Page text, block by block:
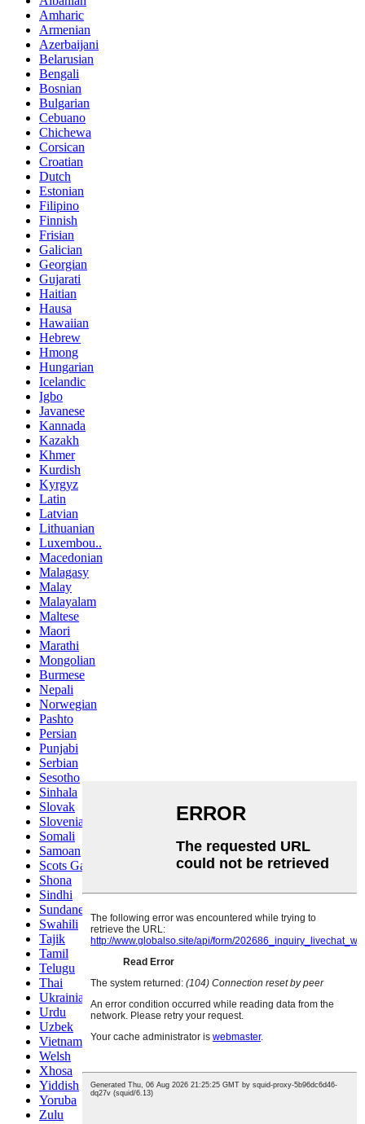
Amharic
Armenian
Azerbaijani
Belarusian
Bengali
Bosnian
Bulgarian
Cebuano
Chichewa
Corsican
Croatian
Dutch
Estonian
Filipino
Finnish
Frisian
Galician
Georgian
Gujarati
Haitian
Hausa
Hawaiian
Hebrew
Hmong
Hungarian
Icelandic
Igbo
Javanese
Kannada
Kazakh
Khmer
Kurdish
Kyrgyz
Latin
Latvian
Lithuanian
Luxembou..
Macedonian
Malagasy
Malay
Malayalam
Maltese
Maori
Marathi
Mongolian
Burmese
Nepali
Norwegian
Pashto
Persian
Punjabi
Serbian
Sesotho
Sinhala
Slovak
Slovenian
Somali
Samoan
Scots Gaelic
Shona
Sindhi
Sundanese
Swahili
Tajik
Tamil
Telugu
Thai
Ukrainian
Urdu
Uzbek
Vietnamese
Welsh
Xhosa
Yiddish
Yoruba
Zulu